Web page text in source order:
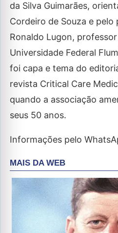
da Silva Guimarães,
Cordeiro de Souza e
Ronaldo Lugon,
Universidade Federal
foi capa e tema do
revista Critical Care
quando a associação
seus 50 anos.
Informações pelo